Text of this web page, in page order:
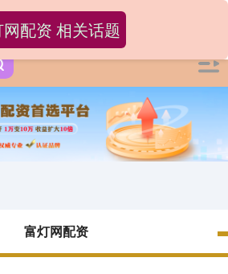
富灯网配资
配资 相关话题